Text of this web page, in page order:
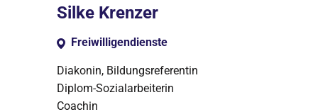
Silke Krenzer
Freiwilligendienste
Diakonin, Bildungsreferentin
Diplom-Sozialarbeiterin
Coachin